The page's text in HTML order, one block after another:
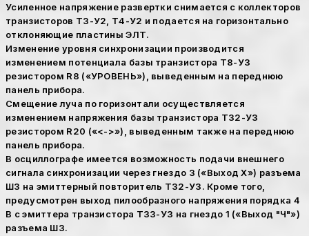
Усиленное напряжение развертки снимается с коллекторов
транзисторов ТЗ-У2, Т4-У2 и подается на горизонтально
отклоняющие пластины ЭЛТ.
Изменение уровня синхронизации производится
изменением потенциала базы транзистора Т8-УЗ
резистором R8 («УРОВЕНЬ»), выведенным на переднюю
панель прибора.
Смещение луча по горизонтали осуществляется
изменением напряжения базы транзистора Т32-УЗ
резистором R20 («<->»), выведенным также на переднюю
панель прибора.
В осциллографе имеется возможность подачи внешнего
сигнала синхронизации через гнездо 3 («Выход X») разъема
ШЗ на эмиттерный повторитель Т32-УЗ. Кроме того,
предусмотрен выход пилообразного напряжения порядка 4
В с эмиттера транзистора ТЗЗ-УЗ на гнездо 1 («Выход "Ч"»)
разъема ШЗ.